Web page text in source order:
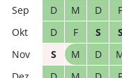
D
M D F
D
F S S
S
M D